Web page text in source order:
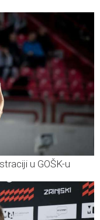
u GOŠK-u